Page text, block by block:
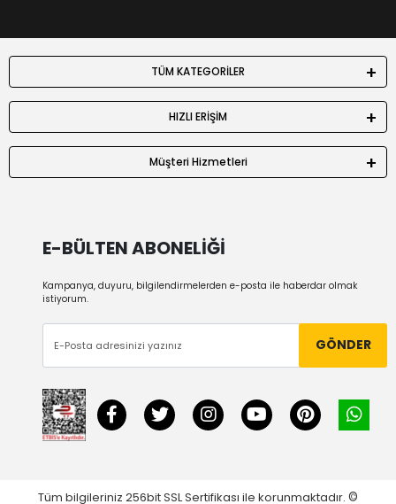
TÜM KATEGORİLER
HIZLI ERİŞİM
Müşteri Hizmetleri
E-BÜLTEN ABONELİĞİ
Kampanya, duyuru, bilgilendirmelerden e-posta ile haberdar olmak
istiyorum.
GÖNDER
Tüm bilgileriniz 256bit SSL Sertifikası ile korunmaktadır. ©